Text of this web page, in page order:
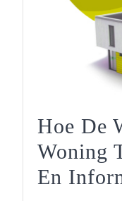
Hoe De
Woning
En